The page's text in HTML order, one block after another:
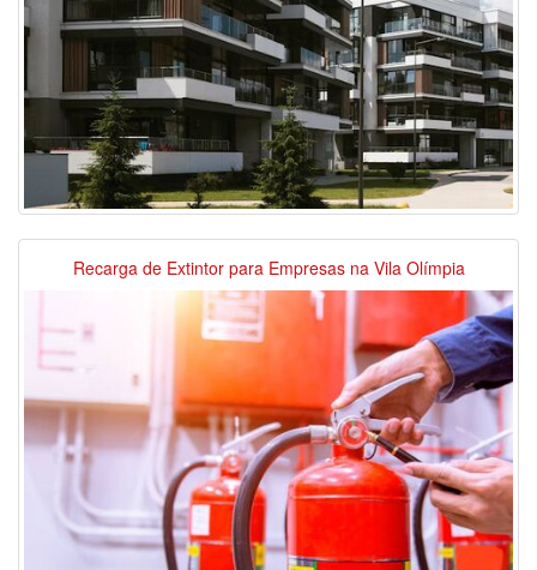
Recarga de Extintor para Empresas na Vila Olímpia